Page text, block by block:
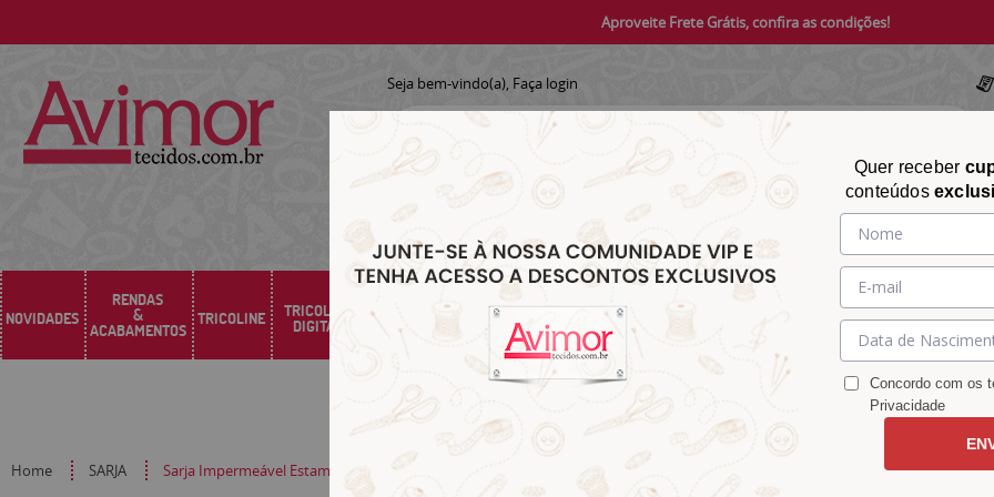
Aproveite Frete Grátis, confira as condições!
Seja bem-vindo(a), Faça login
NOVIDADES
RENDAS
&
ACABAMENTOS
TRICOLINE TRICOLINE
DIGITAL SARJA SINTÉTICOS
CHITÃO TRICÔ
TECIDOS E
AVIAMENTOS
&
ACESSÓRIOS
TECIDOS
PARA
DECORAÇÃO
Home SARJA Sarja Impermeável Estampada Xadrez Tweed Preto 9100E16402
Quer receber
conteúdos
Concordo com os
Privacidade